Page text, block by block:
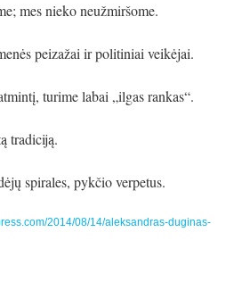
mes nieko neužmiršome.
peizažai ir politiniai veikėjai.
turime labai „ilgas rankas“.
tradiciją.
spirales, pykčio verpetus.
2014/08/14/aleksandras-duginas-